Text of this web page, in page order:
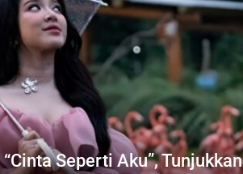
Seperti Aku”, Tunjukkan